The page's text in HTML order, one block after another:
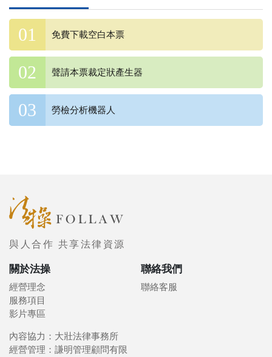
免費下載空白本票
聲請本票裁定狀產生器
勞檢分析機器人
與人合作 共享法律資源
關於法操
經營理念
服務項目
影片專區
聯絡我們
聯絡客服
內容協力：大壯法律事務所
經營管理：謙明管理顧問有限